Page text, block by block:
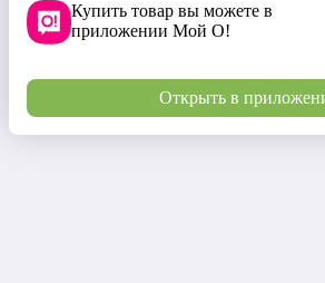
Купить товар вы можете в
приложении Мой О!
Открыть в